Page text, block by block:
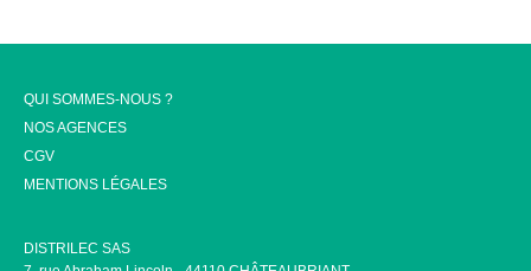
QUI SOMMES-NOUS ?
NOS AGENCES
CGV
MENTIONS LÉGALES
DISTRILEC SAS